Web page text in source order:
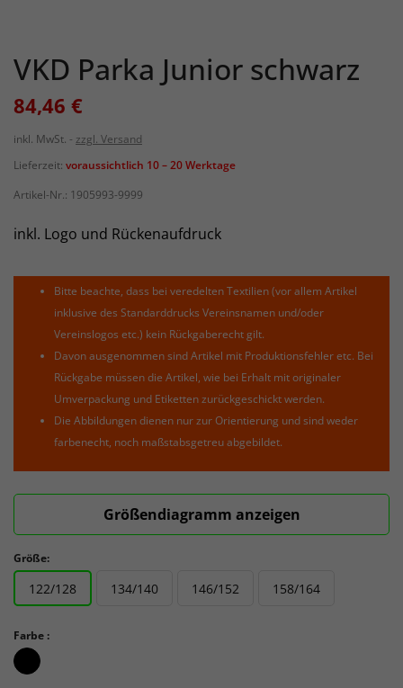
VKD Parka Junior schwarz
84,46 €
inkl. MwSt.
zzgl. Versand
Lieferzeit: voraussichtlich 10 – 20 Werktage
Artikel-Nr.: 1905993-9999
inkl. Logo und Rückenaufdruck
Bitte beachte, dass bei veredelten Textilien (vor allem Artikel
inklusive des Standarddrucks Vereinsnamen und/oder
Vereinslogos etc.) kein Rückgaberecht gilt.
Davon ausgenommen sind Artikel mit Produktionsfehler etc. Bei
Rückgabe müssen die Artikel, wie bei Erhalt mit originaler
Umverpackung und Etiketten zurückgeschickt werden.
Die Abbildungen dienen nur zur Orientierung und sind weder
farbenecht, noch maßstabsgetreu abgebildet.
Größendiagramm anzeigen
Größe:
122/128 134/140 146/152 158/164
Farbe :
schwarz_schwarz